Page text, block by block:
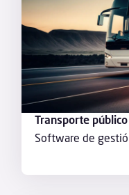
Transporte público
Software de